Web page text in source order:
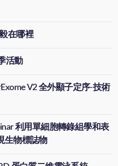
在哪裡
活動
V2 全外顯子定序-技術
利用單細胞轉錄組學和表
生物標誌物